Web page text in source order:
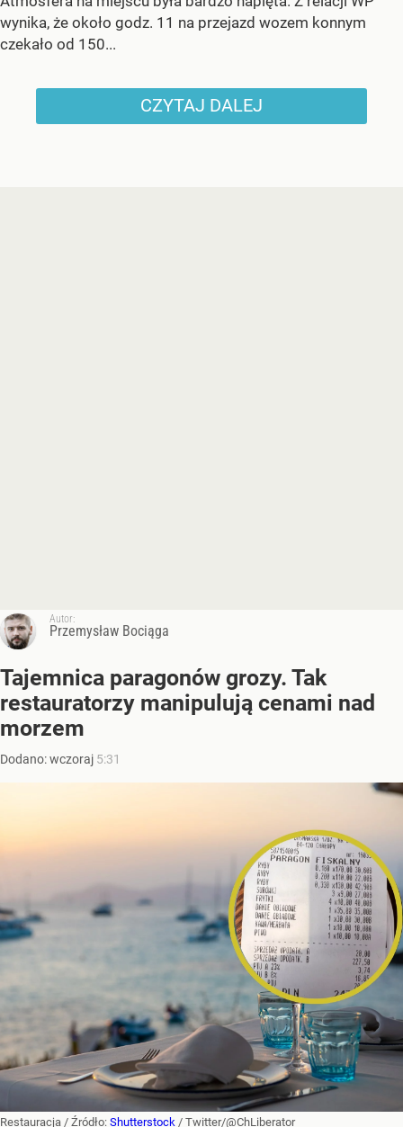
wynika, że około godz. 11 na przejazd wozem konnym
czekało od 150...
CZYTAJ DALEJ
Autor:
Przemysław Bociąga
Tajemnica paragonów grozy. Tak
restauratorzy manipulują cenami nad
morzem
Dodano:wczoraj 5:31
Restauracja / Źródło: Shutterstock / Twitter/@ChLiberator